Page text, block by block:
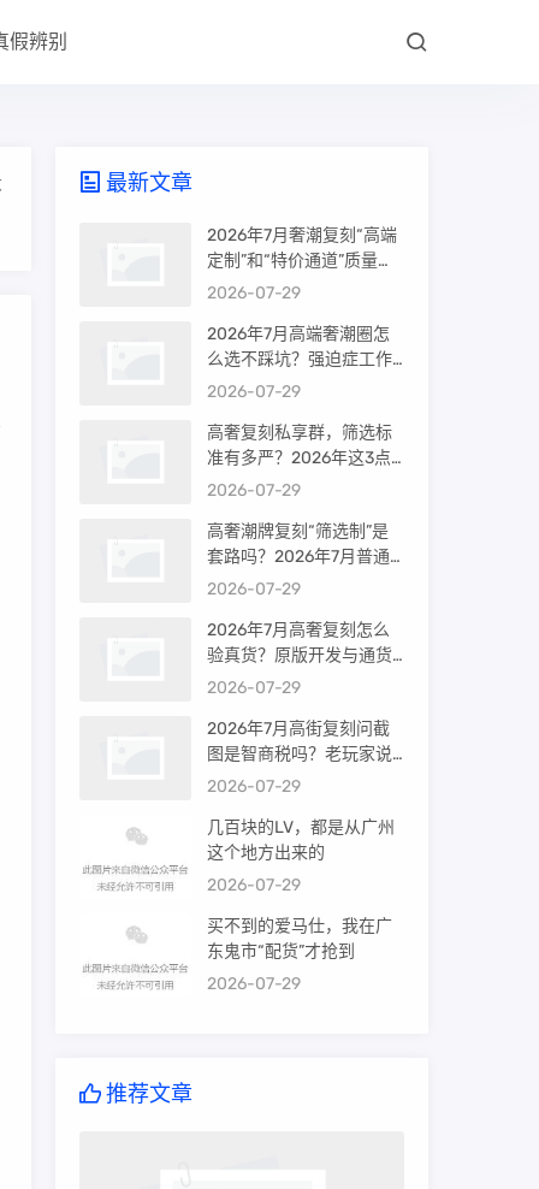
假辨别
最新文章
2026年7月奢潮复刻“高端
定制”和“特价通道”质量差
很多吗？内行人说出真相
2026-07-29
2026年7月高端奢潮圈怎
么选不踩坑？强迫症工作
室的筛选机制是真相还是
2026-07-29
高奢复刻私享群，筛选标
准有多严？2026年这3点
才是真相
2026-07-29
高奢潮牌复刻“筛选制”是
套路吗？2026年7月普通
买家能进高端群吗？
2026-07-29
2026年7月高奢复刻怎么
验真货？原版开发与通货
差距到底多大
2026-07-29
2026年7月高街复刻问截
图是智商税吗？老玩家说
出真相
2026-07-29
几百块的LV，都是从广州
这个地方出来的
2026-07-29
买不到的爱马仕，我在广
东鬼市“配货”才抢到
2026-07-29
推荐文章